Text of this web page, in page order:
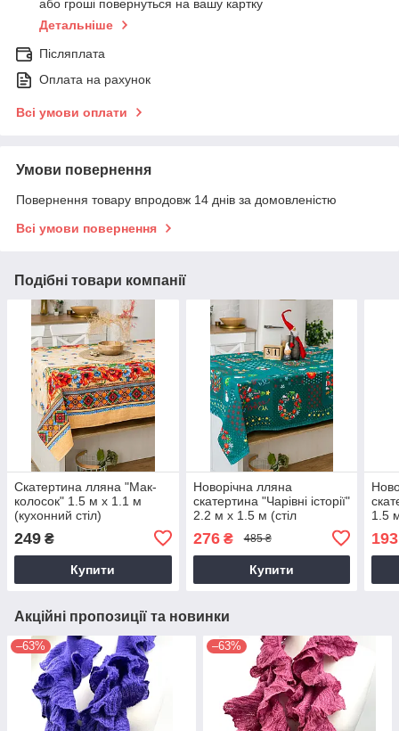
або гроші повернуться на вашу картку
Детальніше
Післяплата
Оплата на рахунок
Всі умови оплати
Умови повернення
Повернення товару впродовж 14 днів за домовленістю
Всі умови повернення
Подібні товари компанії
Скатертина лляна "Мак-
колосок" 1.5 м х 1.1 м
(кухонний стіл)
249 ₴
Купити
Новорічна лляна
скатертина "Чарівні історії"
2.2 м х 1.5 м (стіл
276₴ 485 ₴
Купити
1.5
193
Акційні пропозиції та новинки
–63% –63%